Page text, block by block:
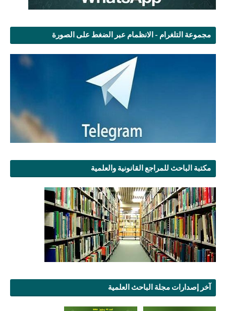
مجموعة التلغرام - الانظمام عبر الضغط على الصورة
مكتبة الباحث للمراجع القانونية والعلمية
آخر إصدارات مجلة الباحث العلمية